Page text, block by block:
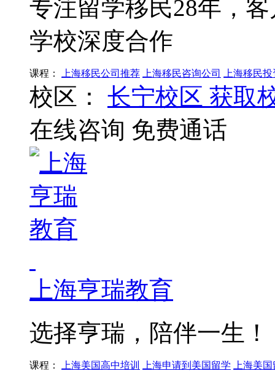
专注留学移民28年，
学校深度合作
课程： 上海移民公司推荐 上海移民咨询公司 上海移民
校区： 长宁校区 获取
在线咨询 免费通话
上海亨瑞教育
选择亨瑞，陪伴一生！
课程： 上海美国高中培训 上海申请到美国留学 上海美